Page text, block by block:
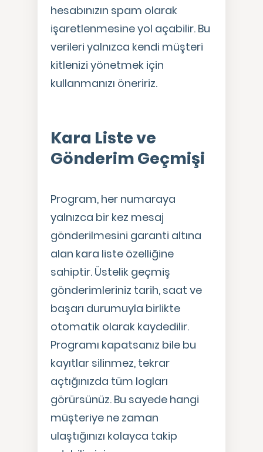
hesabınızın spam olarak
işaretlenmesine yol açabilir. Bu
verileri yalnızca kendi müşteri
kitlenizi yönetmek için
kullanmanızı öneririz.
Kara Liste ve
Gönderim Geçmişi
Program, her numaraya
yalnızca bir kez mesaj
gönderilmesini garanti altına
alan kara liste özelliğine
sahiptir. Üstelik geçmiş
gönderimleriniz tarih, saat ve
başarı durumuyla birlikte
otomatik olarak kaydedilir.
Programı kapatsanız bile bu
kayıtlar silinmez, tekrar
açtığınızda tüm logları
görürsünüz. Bu sayede hangi
müşteriye ne zaman
ulaştığınızı kolayca takip